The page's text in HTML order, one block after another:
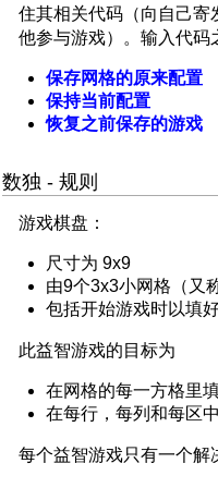
住其相关代码（向自己寄
他参与游戏）。输入代码
保存网格的原来配置
保持当前配置
恢复之前保存的游戏
数独 - 规则
游戏棋盘：
尺寸为 9x9
由9个3x3小网格（又
包括开始游戏时以填
此益智游戏的目标为
在网格的每一方格里
在每行，每列和每区
每个益智游戏只有一个解